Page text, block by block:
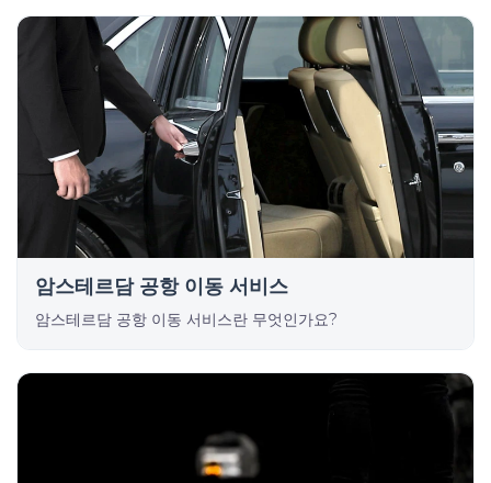
암스테르담 공항 이동 서비스
암스테르담 공항 이동 서비스란 무엇인가요?